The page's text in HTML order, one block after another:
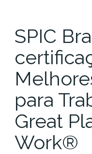
SPIC
para
Great
Work®️